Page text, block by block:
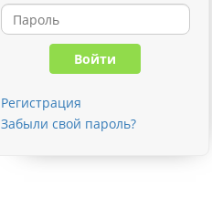
Регистрация
Забыли свой пароль?